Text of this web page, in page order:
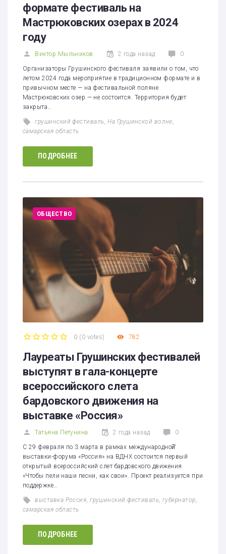
формате фестиваль на
Мастрюковских озерах в 2024
году
Виктор Мыльников 2 года назад 0
Организаторы Грушинского фестиваля заявили о том, что
летом 2024 года мероприятие в традиционном формате и в
привычном месте — на фестивальной поляне
Мастрюковских озер — не состоится. Территория будет
закрыта…
грушинский фестиваль,На Грушинской волне,
самарская область
ПОДРОБНЕЕ
ОБЩЕСТВО
0 (0 votes) 782
Лауреаты Грушинских фестивалей
выступят в гала-концерте
всероссийского слета
бардовского движения на
выставке «Россия»
Татьяна Петунина 2 года назад 0
С 29 февраля по 3 марта в рамках международной̆
выставки-форума «Россия» на ВДНХ состоится первый
открытый всероссийский слет бардовского движения
«Чтобы пели наши песни, как свои». Проект реализуется при
поддержке…
выставка Россия ,грушинский фестиваль ,губернатор
самарская область
ПОДРОБНЕЕ